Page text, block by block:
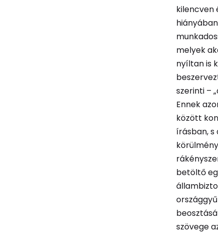
kilencven
melyek
nyíltan is
szerinti –
Ennek
között
írásban,
betöltő
szövege